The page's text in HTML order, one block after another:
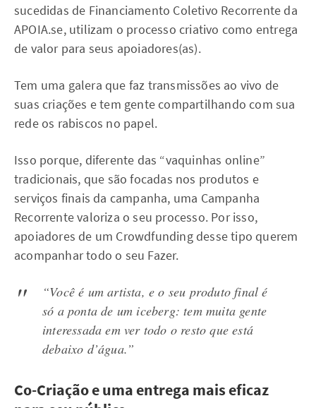
sucedidas de Financiamento Coletivo Recorrente da
APOIA.se, utilizam o processo criativo como entrega
de valor para seus apoiadores(as).
Tem uma galera que faz transmissões ao vivo de
suas criações e tem gente compartilhando com sua
rede os rabiscos no papel.
Isso porque, diferente das “vaquinhas online”
tradicionais, que são focadas nos produtos e
serviços finais da campanha, uma Campanha
Recorrente valoriza o seu processo. Por isso,
apoiadores de um Crowdfunding desse tipo querem
acompanhar todo o seu Fazer.
“Você é um artista, e o seu produto final é
só a ponta de um iceberg: tem muita gente
interessada em ver todo o resto que está
debaixo d’água.”
Co-Criação e uma entrega mais eficaz